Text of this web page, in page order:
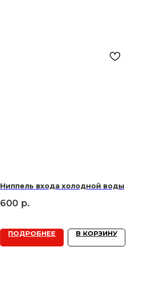
Ниппель входа холодной воды
600 р.
ПОДРОБНЕЕ В КОРЗИНУ